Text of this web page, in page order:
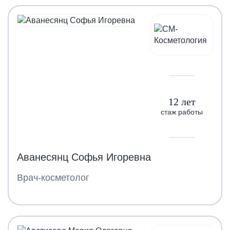
12 лет
стаж работы
Аванесянц Софья Игоревна
Врач-косметолог